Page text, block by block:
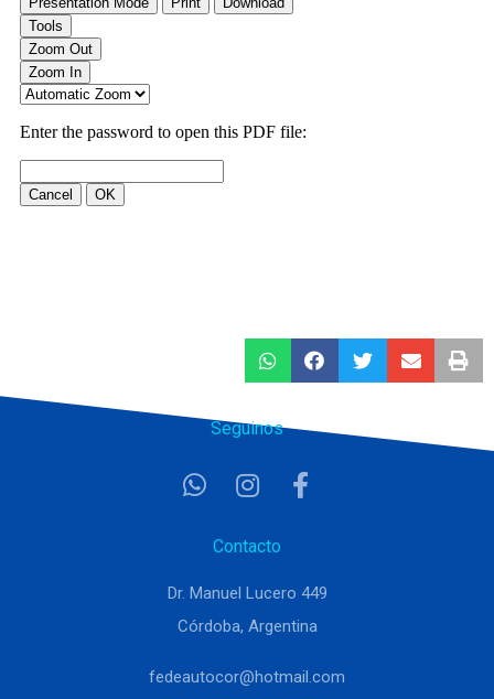
Seguinos
Contacto
Dr. Manuel Lucero 449
Córdoba, Argentina
fedeautocor@hotmail.com